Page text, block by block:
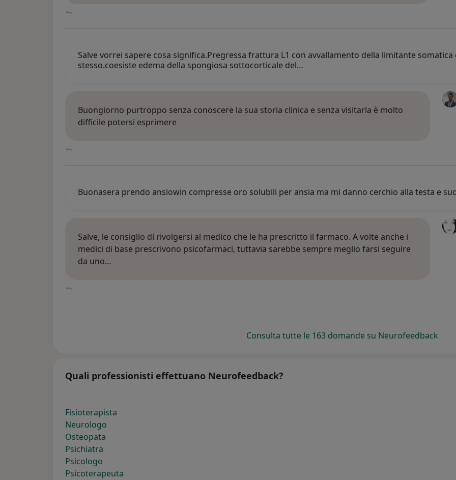
Salve vorrei sapere cosa significa.Pregressa frattura L1 con avvallamento della limitante
stesso.coesiste edema della spongiosa sottocorticale del…
Buongiorno purtroppo senza conoscere la sua storia clinica e senza visitarla è molto
difficile potersi esprimere
Buonasera prendo ansiowin compresse oro solubili per ansia ma mi danno cerchio alla testa e
Salve, le consiglio di rivolgersi al medico che le ha prescritto il farmaco. A volte anche i
medici di base prescrivono psicofarmaci, tuttavia sarebbe sempre meglio farsi seguire
da uno…
Consulta tutte le 163 domande su Neurofeedback
Quali professionisti effettuano Neurofeedback?
Fisioterapista
Neurologo
Osteopata
Psichiatra
Psicologo
Psicoterapeuta